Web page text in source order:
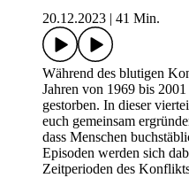
20.12.2023
41 Min.
Während des blutigen
Jahren von 1969 bis
gestorben. In dieser
euch gemeinsam
dass Menschen
Episoden werden sich
Zeitperioden des